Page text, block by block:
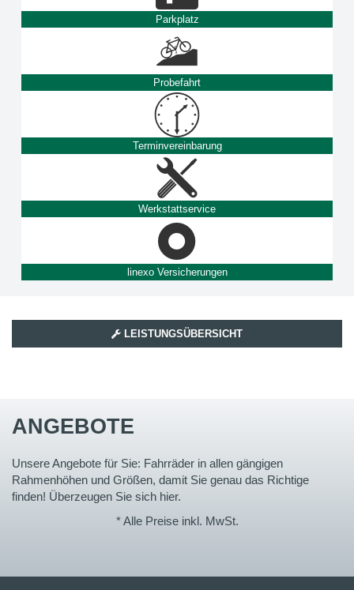
Parkplatz
Probefahrt
Terminvereinbarung
Werkstattservice
linexo Versicherungen
LEISTUNGSÜBERSICHT
ANGEBOTE
Unsere Angebote für Sie: Fahrräder in allen gängigen
Rahmenhöhen und Größen, damit Sie genau das Richtige
finden! Überzeugen Sie sich hier.
* Alle Preise inkl. MwSt.